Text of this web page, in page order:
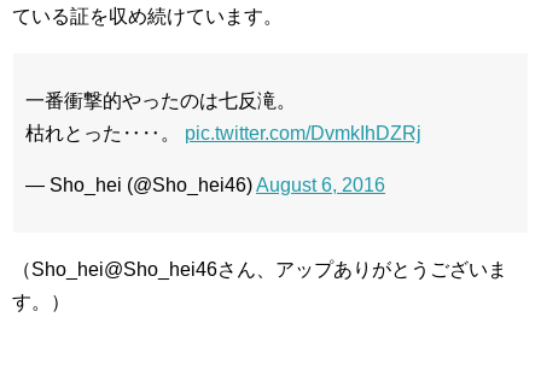
ている証を収め続けています。
一番衝撃的やったのは七反滝。
枯れとった‥‥。 pic.twitter.com/DvmkIhDZRj
— Sho_hei (@Sho_hei46)August 6, 2016
（Sho_hei@Sho_hei46さん、アップありがとうございま
す。）